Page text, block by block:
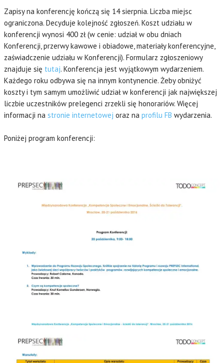
Zapisy na konferencję kończą się 14 sierpnia. Liczba miejsc
ograniczona. Decyduje kolejność zgłoszeń. Koszt udziału w
konferencji wynosi 400 zł (w cenie: udział w obu dniach
Konferencji, przerwy kawowe i obiadowe, materiały konferencyjne,
zaświadczenie udziału w Konferencji). Formularz zgłoszeniowy
znajduje się tutaj. Konferencja jest wyjątkowym wydarzeniem.
Każdego roku odbywa się na innym kontynencie. Żeby obniżyć
koszty i tym samym umożliwić udział w konferencji jak największej
liczbie uczestników prelegenci zrzekli się honorariów. Więcej
informacji na stronie internetowej oraz na profilu FB wydarzenia.
Poniżej program konferencji: